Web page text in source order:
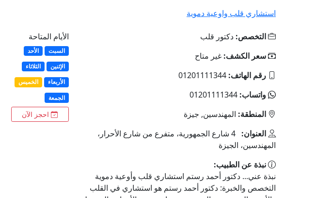
استشاري قلب واوعية دموية
التخصص: دكتور قلب
سعر الكشف: غير متاح
رقم الهاتف: 01201111344
واتساب: 01201111344
المنطقة: المهندسين, جيزة
العنوان:
4 شارع الجمهورية، متفرع من شارع الأحرار،
المهندسين، الجيزة
نبذة عن الطبيب:
نبذة عني... دكتور أحمد رستم استشاري قلب وأوعية دموية
التخصص والخبرة: دكتور أحمد رستم هو استشاري في القلب
الأيام المتاحة
السبت
الأحد
الإثنين
الثلاثاء
الأربعاء
الخميس
الجمعة
احجز الآن